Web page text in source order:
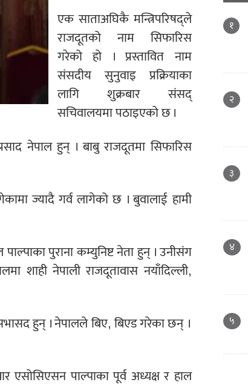
एक साताअघिकै मन्त्रिपरिषद्ले
राजदूतको नाम सिफारिस
गरेको हो । प्रस्तावित नाम
संसदीय सुनुवाइ प्रक्रियाका
लागि शुक्रबार संसद्
सचिवालयमा पठाइएको छ ।
नेपाल हुन् । बाबु राजदूतमा सिफारिस
ज्यादै गर्व लागेको छ । बुवालाई हामी
पुराना कम्युनिष्ट नेता हुन् । उनीसंग
शाही नेपाली राजदूतावास नयाँदिल्ली,
हुन् ।नेपालले बिए, बिएड गरेका छन् ।
एसोसिएसन पाल्पाका पूर्व अध्यक्ष र हाल
१
२
३
४
५